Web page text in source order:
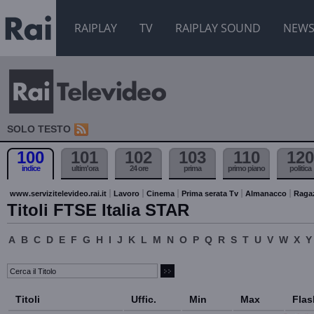
RAIPLAY TV RAIPLAY SOUND NEWS
SOLO TESTO
100
indice
101
ultim'ora
102
24 ore
103
prima
110
primo piano
120
politica
www.servizitelevideo.rai.it Lavoro Cinema Prima serata Tv Almanacco
Titoli FTSE Italia STAR
A B C D E F G H I J K L M N O P Q R S T U V W X Y
Titoli Uffic. Min Max